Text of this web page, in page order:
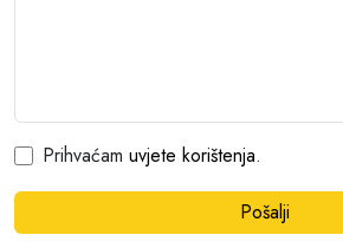
Prihvaćam uvjete korištenja.
Pošalji